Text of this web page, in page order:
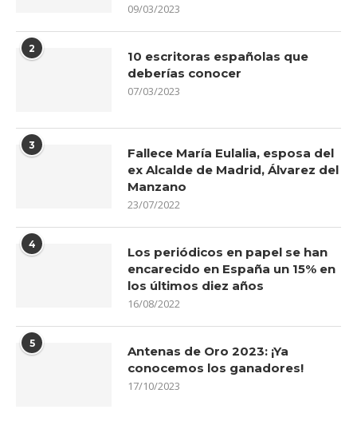
09/03/2023
2
10 escritoras españolas que
deberías conocer
07/03/2023
3
Fallece María Eulalia, esposa del
ex Alcalde de Madrid, Álvarez del
Manzano
23/07/2022
4
Los periódicos en papel se han
encarecido en España un 15% en
los últimos diez años
16/08/2022
5
Antenas de Oro 2023: ¡Ya
conocemos los ganadores!
17/10/2023